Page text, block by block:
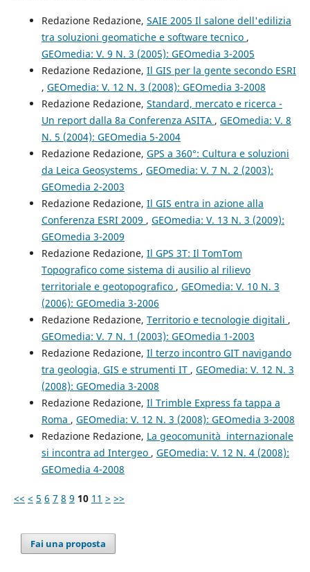
Redazione Redazione, SAIE 2005 Il salone dell'edilizia
tra soluzioni geomatiche e software tecnico ,
GEOmedia: V. 9 N. 3 (2005): GEOmedia 3-2005
Redazione Redazione, Il GIS per la gente secondo ESRI
, GEOmedia: V. 12 N. 3 (2008): GEOmedia 3-2008
Redazione Redazione, Standard, mercato e ricerca -
Un report dalla 8a Conferenza ASITA , GEOmedia: V. 8
N. 5 (2004): GEOmedia 5-2004
Redazione Redazione, GPS a 360°: Cultura e soluzioni
da Leica Geosystems , GEOmedia: V. 7 N. 2 (2003):
GEOmedia 2-2003
Redazione Redazione, Il GIS entra in azione alla
Conferenza ESRI 2009 , GEOmedia: V. 13 N. 3 (2009):
GEOmedia 3-2009
Redazione Redazione, Il GPS 3T: Il TomTom
Topografico come sistema di ausilio al rilievo
territoriale e geotopografico , GEOmedia: V. 10 N. 3
(2006): GEOmedia 3-2006
Redazione Redazione, Territorio e tecnologie digitali ,
GEOmedia: V. 7 N. 1 (2003): GEOmedia 1-2003
Redazione Redazione, Il terzo incontro GIT navigando
tra geologia, GIS e strumenti IT , GEOmedia: V. 12 N. 3
(2008): GEOmedia 3-2008
Redazione Redazione, Il Trimble Express fa tappa a
Roma , GEOmedia: V. 12 N. 3 (2008): GEOmedia 3-2008
Redazione Redazione, La geocomunità internazionale
si incontra ad Intergeo , GEOmedia: V. 12 N. 4 (2008):
GEOmedia 4-2008
<< < 5 6 7 8 9 10 11 > >>
Fai una proposta